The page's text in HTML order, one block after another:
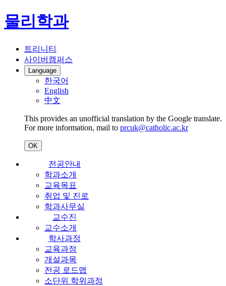
물리학과
트리니티
사이버캠퍼스
Language
한국어
English
中文
This provides an unofficial translation by the Google translate.
For more information, mail to prcuk@catholic.ac.kr
OK
전공안내
학과소개
교육목표
취업 및 진로
학과사무실
교수진
교수소개
학사과정
교육과정
개설과목
전공 로드맵
소단위 학위과정